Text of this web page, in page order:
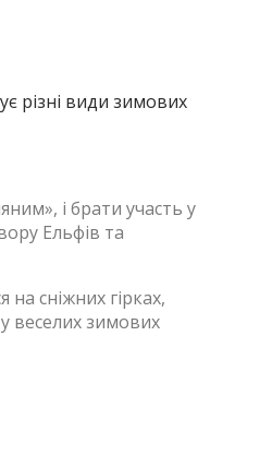
різні види зимових
і брати участь у
Ельфів та
сніжних гірках,
веселих зимових